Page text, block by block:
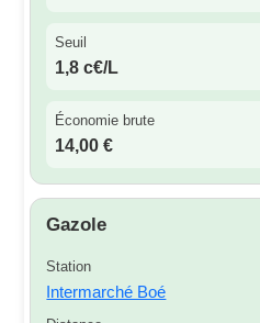
Seuil
1,8 c€/L
Économie brute
14,00 €
Gazole
Station
Intermarché Boé